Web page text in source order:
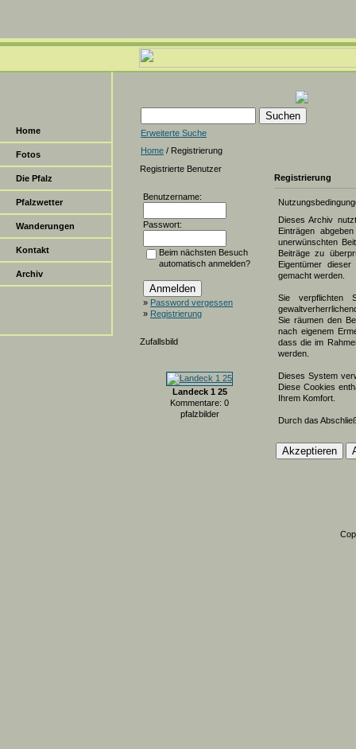
Home
Fotos
Die Pfalz
Pfalzwetter
Wanderungen
Kontakt
Archiv
Erweiterte Suche
Home / Registrierung
Registrierte Benutzer
Benutzername:
Passwort:
Beim nächsten Besuch
automatisch anmelden?
» Password vergessen
» Registrierung
Zufallsbild
Landeck 1 25
Kommentare: 0
pfalzbilder
Registrierung
Dieses Archiv
Einträgen
unerwünschten
Beiträge zu
Eigentümer
gemacht werden.
Sie verpflichten
Sie räumen den
nach eigenem
dass die im
werden.
Dieses System
Diese Cookies
Ihrem Komfort.
Durch das